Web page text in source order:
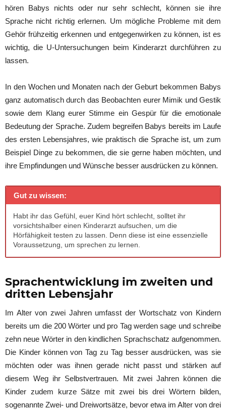
hören Babys nichts oder nur sehr schlecht, können sie ihre
Sprache nicht richtig erlernen. Um mögliche Probleme mit dem
Gehör frühzeitig erkennen und entgegenwirken zu können, ist es
wichtig, die U-Untersuchungen beim Kinderarzt durchführen zu
lassen.
In den Wochen und Monaten nach der Geburt bekommen Babys
ganz automatisch durch das Beobachten eurer Mimik und Gestik
sowie dem Klang eurer Stimme ein Gespür für die emotionale
Bedeutung der Sprache. Zudem begreifen Babys bereits im Laufe
des ersten Lebensjahres, wie praktisch die Sprache ist, um zum
Beispiel Dinge zu bekommen, die sie gerne haben möchten, und
ihre Empfindungen und Wünsche besser ausdrücken zu können.
Gut zu wissen:
Habt ihr das Gefühl, euer Kind hört schlecht, solltet ihr
vorsichtshalber einen Kinderarzt aufsuchen, um die
Hörfähigkeit testen zu lassen. Denn diese ist eine essenzielle
Voraussetzung, um sprechen zu lernen.
Sprachentwicklung im zweiten und
dritten Lebensjahr
Im Alter von zwei Jahren umfasst der Wortschatz von Kindern
bereits um die 200 Wörter und pro Tag werden sage und schreibe
zehn neue Wörter in den kindlichen Sprachschatz aufgenommen.
Die Kinder können von Tag zu Tag besser ausdrücken, was sie
möchten oder was ihnen gerade nicht passt und stärken auf
diesem Weg ihr Selbstvertrauen. Mit zwei Jahren können die
Kinder zudem kurze Sätze mit zwei bis drei Wörtern bilden,
sogenannte Zwei- und Dreiwortsätze, bevor etwa im Alter von drei